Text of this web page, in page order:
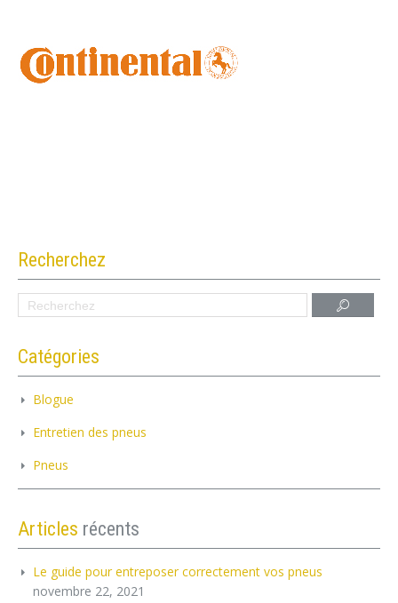
Recherchez
Catégories
Blogue
Entretien des pneus
Pneus
Articles récents
Le guide pour entreposer correctement vos pneus
novembre 22, 2021